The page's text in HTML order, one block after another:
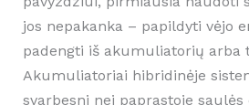
jos nepakanka – papildyti vėjo
padengti iš akumuliatorių arba
Akumuliatoriai hibridinėje
svarbesni nei paprastoje